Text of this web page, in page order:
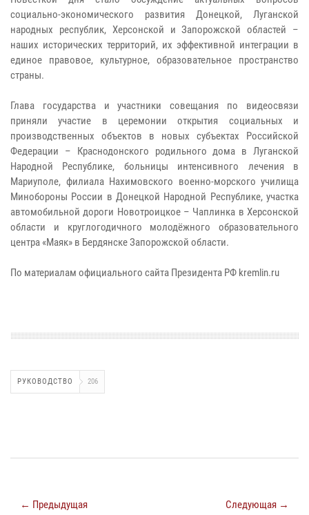
социально-экономического развития Донецкой, Луганской
народных республик, Херсонской и Запорожской областей –
наших исторических территорий, их эффективной интеграции в
единое правовое, культурное, образовательное пространство
страны.
Глава государства и участники совещания по видеосвязи
приняли участие в церемонии открытия социальных и
производственных объектов в новых субъектах Российской
Федерации – Краснодонского родильного дома в Луганской
Народной Республике, больницы интенсивного лечения в
Мариуполе, филиала Нахимовского военно-морского училища
Минобороны России в Донецкой Народной Республике, участка
автомобильной дороги Новотроицкое – Чаплинка в Херсонской
области и круглогодичного молодёжного образовательного
центра «Маяк» в Бердянске Запорожской области.
По материалам официального сайта Президента РФ kremlin.ru
РУКОВОДСТВО 206
← Предыдущая Следующая →